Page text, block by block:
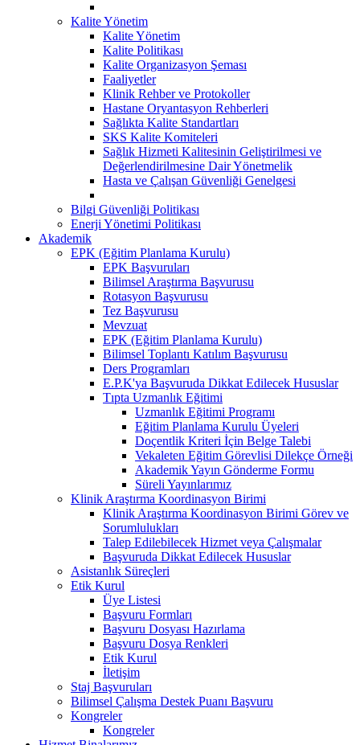
Kalite Yönetim
Kalite Yönetim
Kalite Politikası
Kalite Organizasyon Şeması
Faaliyetler
Klinik Rehber ve Protokoller
Hastane Oryantasyon Rehberleri
Sağlıkta Kalite Standartları
SKS Kalite Komiteleri
Sağlık Hizmeti Kalitesinin Geliştirilmesi ve
Değerlendirilmesine Dair Yönetmelik
Hasta ve Çalışan Güvenliği Genelgesi
Bilgi Güvenliği Politikası
Enerji Yönetimi Politikası
Akademik
EPK (Eğitim Planlama Kurulu)
EPK Başvuruları
Bilimsel Araştırma Başvurusu
Rotasyon Başvurusu
Tez Başvurusu
Mevzuat
EPK (Eğitim Planlama Kurulu)
Bilimsel Toplantı Katılım Başvurusu
Ders Programları
E.P.K'ya Başvuruda Dikkat Edilecek Hususlar
Tıpta Uzmanlık Eğitimi
Uzmanlık Eğitimi Programı
Eğitim Planlama Kurulu Üyeleri
Doçentlik Kriteri İçin Belge Talebi
Vekaleten Eğitim Görevlisi Dilekçe Örneği
Akademik Yayın Gönderme Formu
Süreli Yayınlarımız
Klinik Araştırma Koordinasyon Birimi
Klinik Araştırma Koordinasyon Birimi Görev ve
Sorumlulukları
Talep Edilebilecek Hizmet veya Çalışmalar
Başvuruda Dikkat Edilecek Hususlar
Asistanlık Süreçleri
Etik Kurul
Üye Listesi
Başvuru Formları
Başvuru Dosyası Hazırlama
Başvuru Dosya Renkleri
Etik Kurul
İletişim
Staj Başvuruları
Bilimsel Çalışma Destek Puanı Başvuru
Kongreler
Kongreler